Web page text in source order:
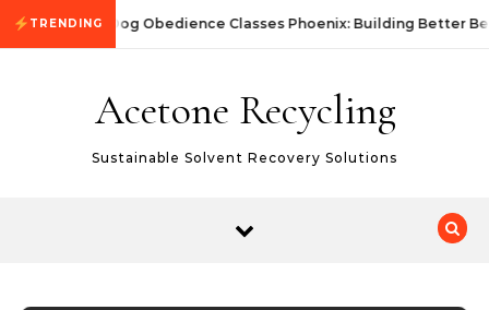
Skip to content
TRENDING Dog Obedience Classes Phoenix: Building Better
Acetone Recycling
Sustainable Solvent Recovery Solutions